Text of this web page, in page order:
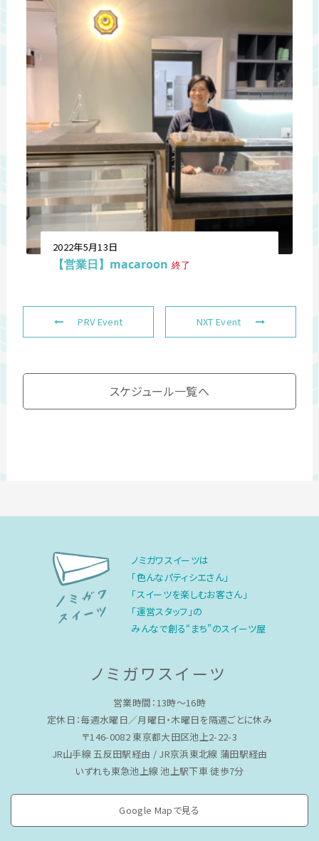
2022年5月13日
【営業日】macaroon 終了
PRV Event NXT Event
スケジュール一覧へ
ノミガワスイーツは
「色んなパティシエさん」
「スイーツを楽しむお客さん」
「運営スタッフ」の
みんなで創る“まち”のスイーツ屋
ノミガワスイーツ
営業時間：13時〜16時
定休日：毎週水曜日／月曜日・木曜日を隔週ごとに休み
〒146-0082 東京都大田区池上2-22-3
JR山手線 五反田駅経由 / JR京浜東北線 蒲田駅経由
いずれも東急池上線 池上駅下車 徒歩7分
Google Mapで見る